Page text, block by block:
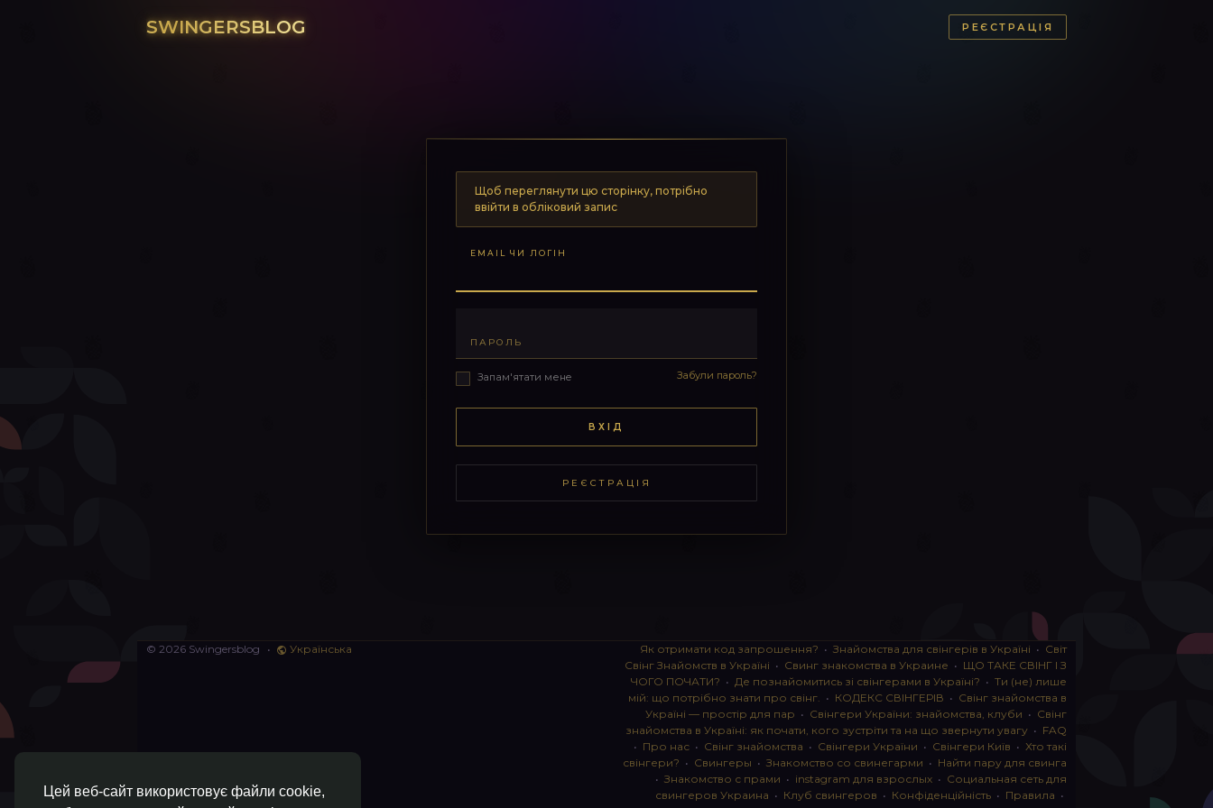
Цей веб-сайт використовує файли cookie,
SWINGERSBLOG РЕЄСТРАЦІЯ
Щоб переглянути цю сторінку, потрібно
ввійти в обліковий запис
EMAIL ЧИ ЛОГІН
ПАРОЛЬ
Запам'ятати мене Забули пароль?
ВХІД
РЕЄСТРАЦІЯ
© 2026 Swingersblog • Українська Як отримати код запрошення? • Знайомства для свінгерів в Україні • Світ
Свінг Знайомств в Україні • Свинг знакомства в Украине • ЩО ТАКЕ СВІНГ І З
ЧОГО ПОЧАТИ? • Де познайомитись зі свінгерами в Україні? • Ти (не) лише
мій: що потрібно знати про свінг. • КОДЕКС СВІНГЕРІВ • Свінг знайомства в
Україні — простір для пар • Свінгери України: знайомства, клуби • Свінг
знайомства в Україні: як почати, кого зустріти та на що звернути увагу • FAQ
• Про нас • Свінг знайомства • Свінгери України • Свінгери Київ • Хто такі
свінгери? • Свингеры • Знакомство со свинегарми • Найти пару для свинга
• Знакомство с прами • instagram для взрослых • Социальная сеть для
свингеров Украина • Клуб свингеров • Конфіденційність • Правила •